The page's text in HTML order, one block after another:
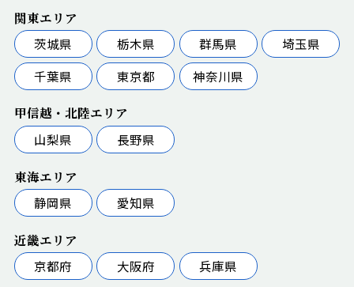
関東エリア
茨城県
栃木県 群馬県
埼玉県
千葉県
東京都 神奈川県
甲信越・北陸エリア
山梨県
長野県
東海エリア
静岡県
愛知県
近畿エリア
京都府
大阪府 兵庫県